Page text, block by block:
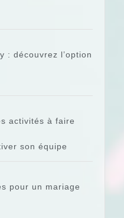
: découvrez l’option
activités à faire
son équipe
pour un mariage